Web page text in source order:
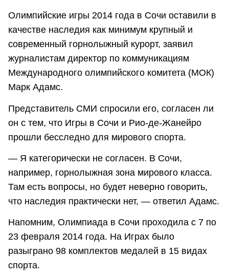
Олимпийские игры 2014 года в Сочи оставили в
качестве наследия как минимум крупный и
современный горнолыжный курорт, заявил
журналистам директор по коммуникациям
Международного олимпийского комитета (МОК)
Марк Адамс.
Представитель СМИ спросили его, согласен ли
он с тем, что Игры в Сочи и Рио-де-Жанейро
прошли бесследно для мирового спорта.
— Я категорически не согласен. В Сочи,
например, горнолыжная зона мирового класса.
Там есть вопросы, но будет неверно говорить,
что наследия практически нет, — ответил Адамс.
Напомним, Олимпиада в Сочи проходила с 7 по
23 февраля 2014 года. На Играх было
разыграно 98 комплектов медалей в 15 видах
спорта.